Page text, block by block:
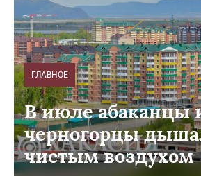
ГЛАВНОЕ
В июле абаканцы
черногорцы
чистым воздухом